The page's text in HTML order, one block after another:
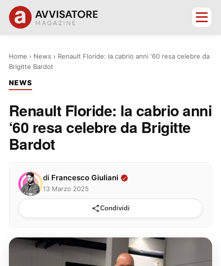
Home › News › Renault Floride: la cabrio anni ‘60 resa celebre da
Brigitte Bardot
NEWS
Renault Floride: la cabrio anni
‘60 resa celebre da Brigitte
Bardot
di Francesco Giuliani
13 Marzo 2025
Condividi